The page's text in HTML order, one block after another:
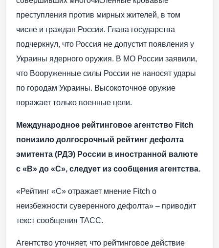
преступления против мирных жителей, в том
числе и граждан России. Глава государства
подчеркнул, что Россия не допустит появления у
Украины ядерного оружия. В МО России заявили,
что Вооруженные силы России не наносят удары
по городам Украины. Высокоточное оружие
поражает только военные цели.
Международное рейтинговое агентство Fitch
понизило долгосрочный рейтинг дефолта
эмитента (РДЭ) России в иностранной валюте
с «B» до «C», следует из сообщения агентства.
«Рейтинг «C» отражает мнение Fitch о
неизбежности суверенного дефолта» – приводит
текст сообщения ТАСС.
Агентство уточняет, что рейтинговое действие